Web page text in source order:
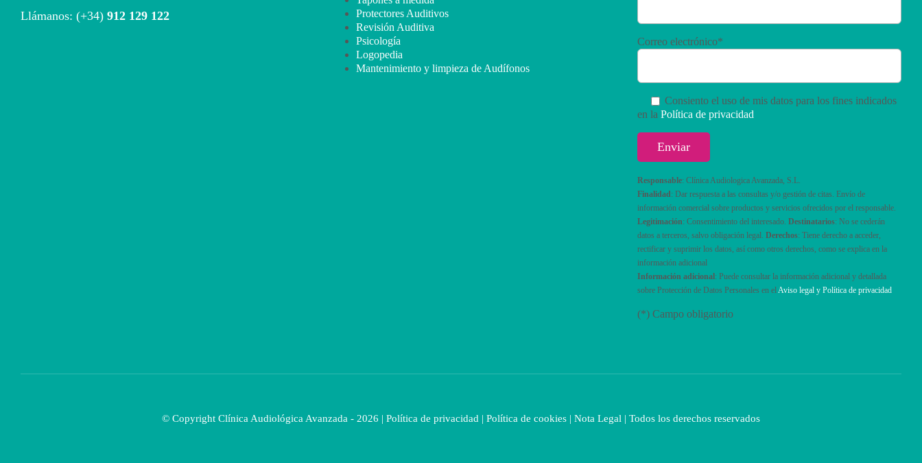
Llámanos: (+34) 912 129 122
Protectores Auditivos
Revisión Auditiva
Psicología
Logopedia
Mantenimiento y limpieza de Audífonos
Correo electrónico*
Consiento el uso de mis datos para los fines indicados
en la Política de privacidad
Responsable: Clínica Audiologica Avanzada, S.L.
Finalidad : Dar respuesta a las consultas y/o gestión de citas. Envío de
información comercial sobre productos y servicios ofrecidos por el responsable.
Legitimación: Consentimiento del interesado. Destinatarios: No se cederán
datos a terceros, salvo obligación legal. Derechos: Tiene derecho a acceder,
rectificar y suprimir los datos, así como otros derechos, como se explica en la
información adicional
Información adicional : Puede consultar la información adicional y detallada
sobre Protección de Datos Personales en elAviso legal y Política de privacidad
(*) Campo obligatorio
© Copyright Clínica Audiológica Avanzada - 2026 | Política de privacidad | Política de cookies | Nota Legal | Todos los derechos reservados